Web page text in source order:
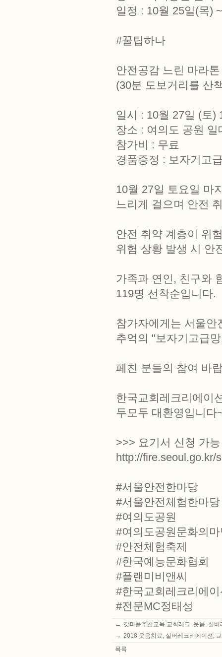
일정 : 10월 25일(목)
#꿀팁하나
안전공감 느린 마라톤
(30분 도보거리를 산
일시 : 10월 27일 (토)
장소 : 여의도 공원 일
참가비 : 무료
경품증정 : 보자기고
10월 27일 토요일 마
느리게 걸으며 안전
안전 취약 계층이 위
위험 상황 발생 시 안
가족과 연인, 친구와
119명 선착순입니다.
참가자에게는 서울안
추억의 "보자기고급
페친 분들의 참여 바
한국교회레크리에이
두모두 대환영입니다
>>> 요기서 신청 가
http://fire.seoul.go.kr/
#서울안전한마당
#서울안전체험한마당
#여의도공원
#여의도공원문화의
#안전체험축제
#한국예능문화협회
#플랜미비앤씨
#한국교회레크리에
#전문MC정태성
← 갓피플추천교육 교회레크, 웃음, 실
→ 2018 웃음치료, 실버레크리에이션,
목록